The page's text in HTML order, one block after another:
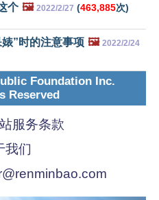
个 🖼️ 2022/2/27 (463,885次)
”时的注意事项 🖼️ 2022/2/24
Foundation Inc.
Reserved
服务条款
我们